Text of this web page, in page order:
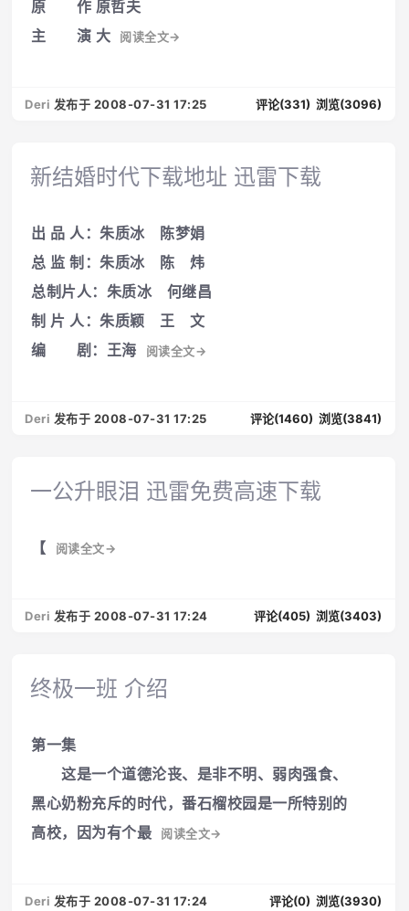
原 作 原哲夫
主 演 大
阅读全文→
Deri 发布于 2008-07-31 17:25 评论(331) 浏览(3096)
新结婚时代下载地址 迅雷下载
出 品 人：朱质冰 陈梦娟
总 监 制：朱质冰 陈 炜
总制片人：朱质冰 何继昌
制 片 人：朱质颖 王 文
编 剧：王海
阅读全文→
Deri 发布于 2008-07-31 17:25 评论(1460) 浏览(3841)
一公升眼泪 迅雷免费高速下载
【 阅读全文→
Deri 发布于 2008-07-31 17:24 评论(405) 浏览(3403)
终极一班 介绍
第一集
这是一个道德沦丧、是非不明、弱肉强食、
黑心奶粉充斥的时代，番石榴校园是一所特别的
高校，因为有个最
阅读全文→
Deri 发布于 2008-07-31 17:24 评论(0) 浏览(3930)